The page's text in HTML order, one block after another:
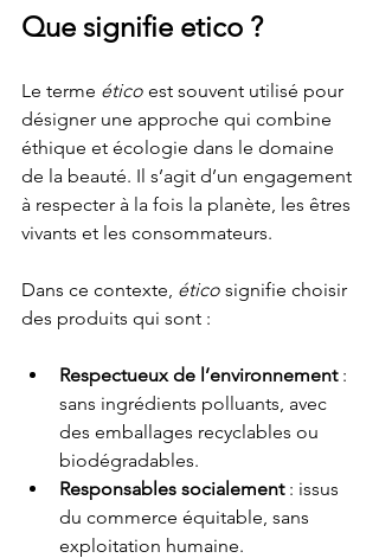
Que signifie etico ?
Le terme ético est souvent utilisé pour
désigner une approche qui combine
éthique et écologie dans le domaine
de la beauté. Il s’agit d’un engagement
à respecter à la fois la planète, les êtres
vivants et les consommateurs.
Dans ce contexte, ético signifie choisir
des produits qui sont :
Respectueux de l’environnement :
sans ingrédients polluants, avec
des emballages recyclables ou
biodégradables.
Responsables socialement : issus
du commerce équitable, sans
exploitation humaine.